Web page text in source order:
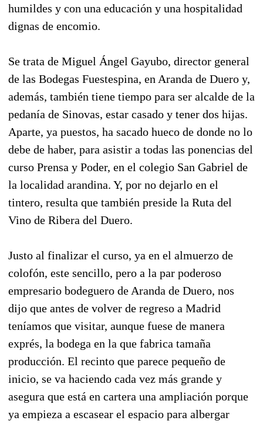
humildes y con una educación y una hospitalidad
dignas de encomio.
Se trata de Miguel Ángel Gayubo, director general
de las Bodegas Fuestespina, en Aranda de Duero y,
además, también tiene tiempo para ser alcalde de la
pedanía de Sinovas, estar casado y tener dos hijas.
Aparte, ya puestos, ha sacado hueco de donde no lo
debe de haber, para asistir a todas las ponencias del
curso Prensa y Poder, en el colegio San Gabriel de
la localidad arandina. Y, por no dejarlo en el
tintero, resulta que también preside la Ruta del
Vino de Ribera del Duero.
Justo al finalizar el curso, ya en el almuerzo de
colofón, este sencillo, pero a la par poderoso
empresario bodeguero de Aranda de Duero, nos
dijo que antes de volver de regreso a Madrid
teníamos que visitar, aunque fuese de manera
exprés, la bodega en la que fabrica tamaña
producción. El recinto que parece pequeño de
inicio, se va haciendo cada vez más grande y
asegura que está en cartera una ampliación porque
ya empieza a escasear el espacio para albergar